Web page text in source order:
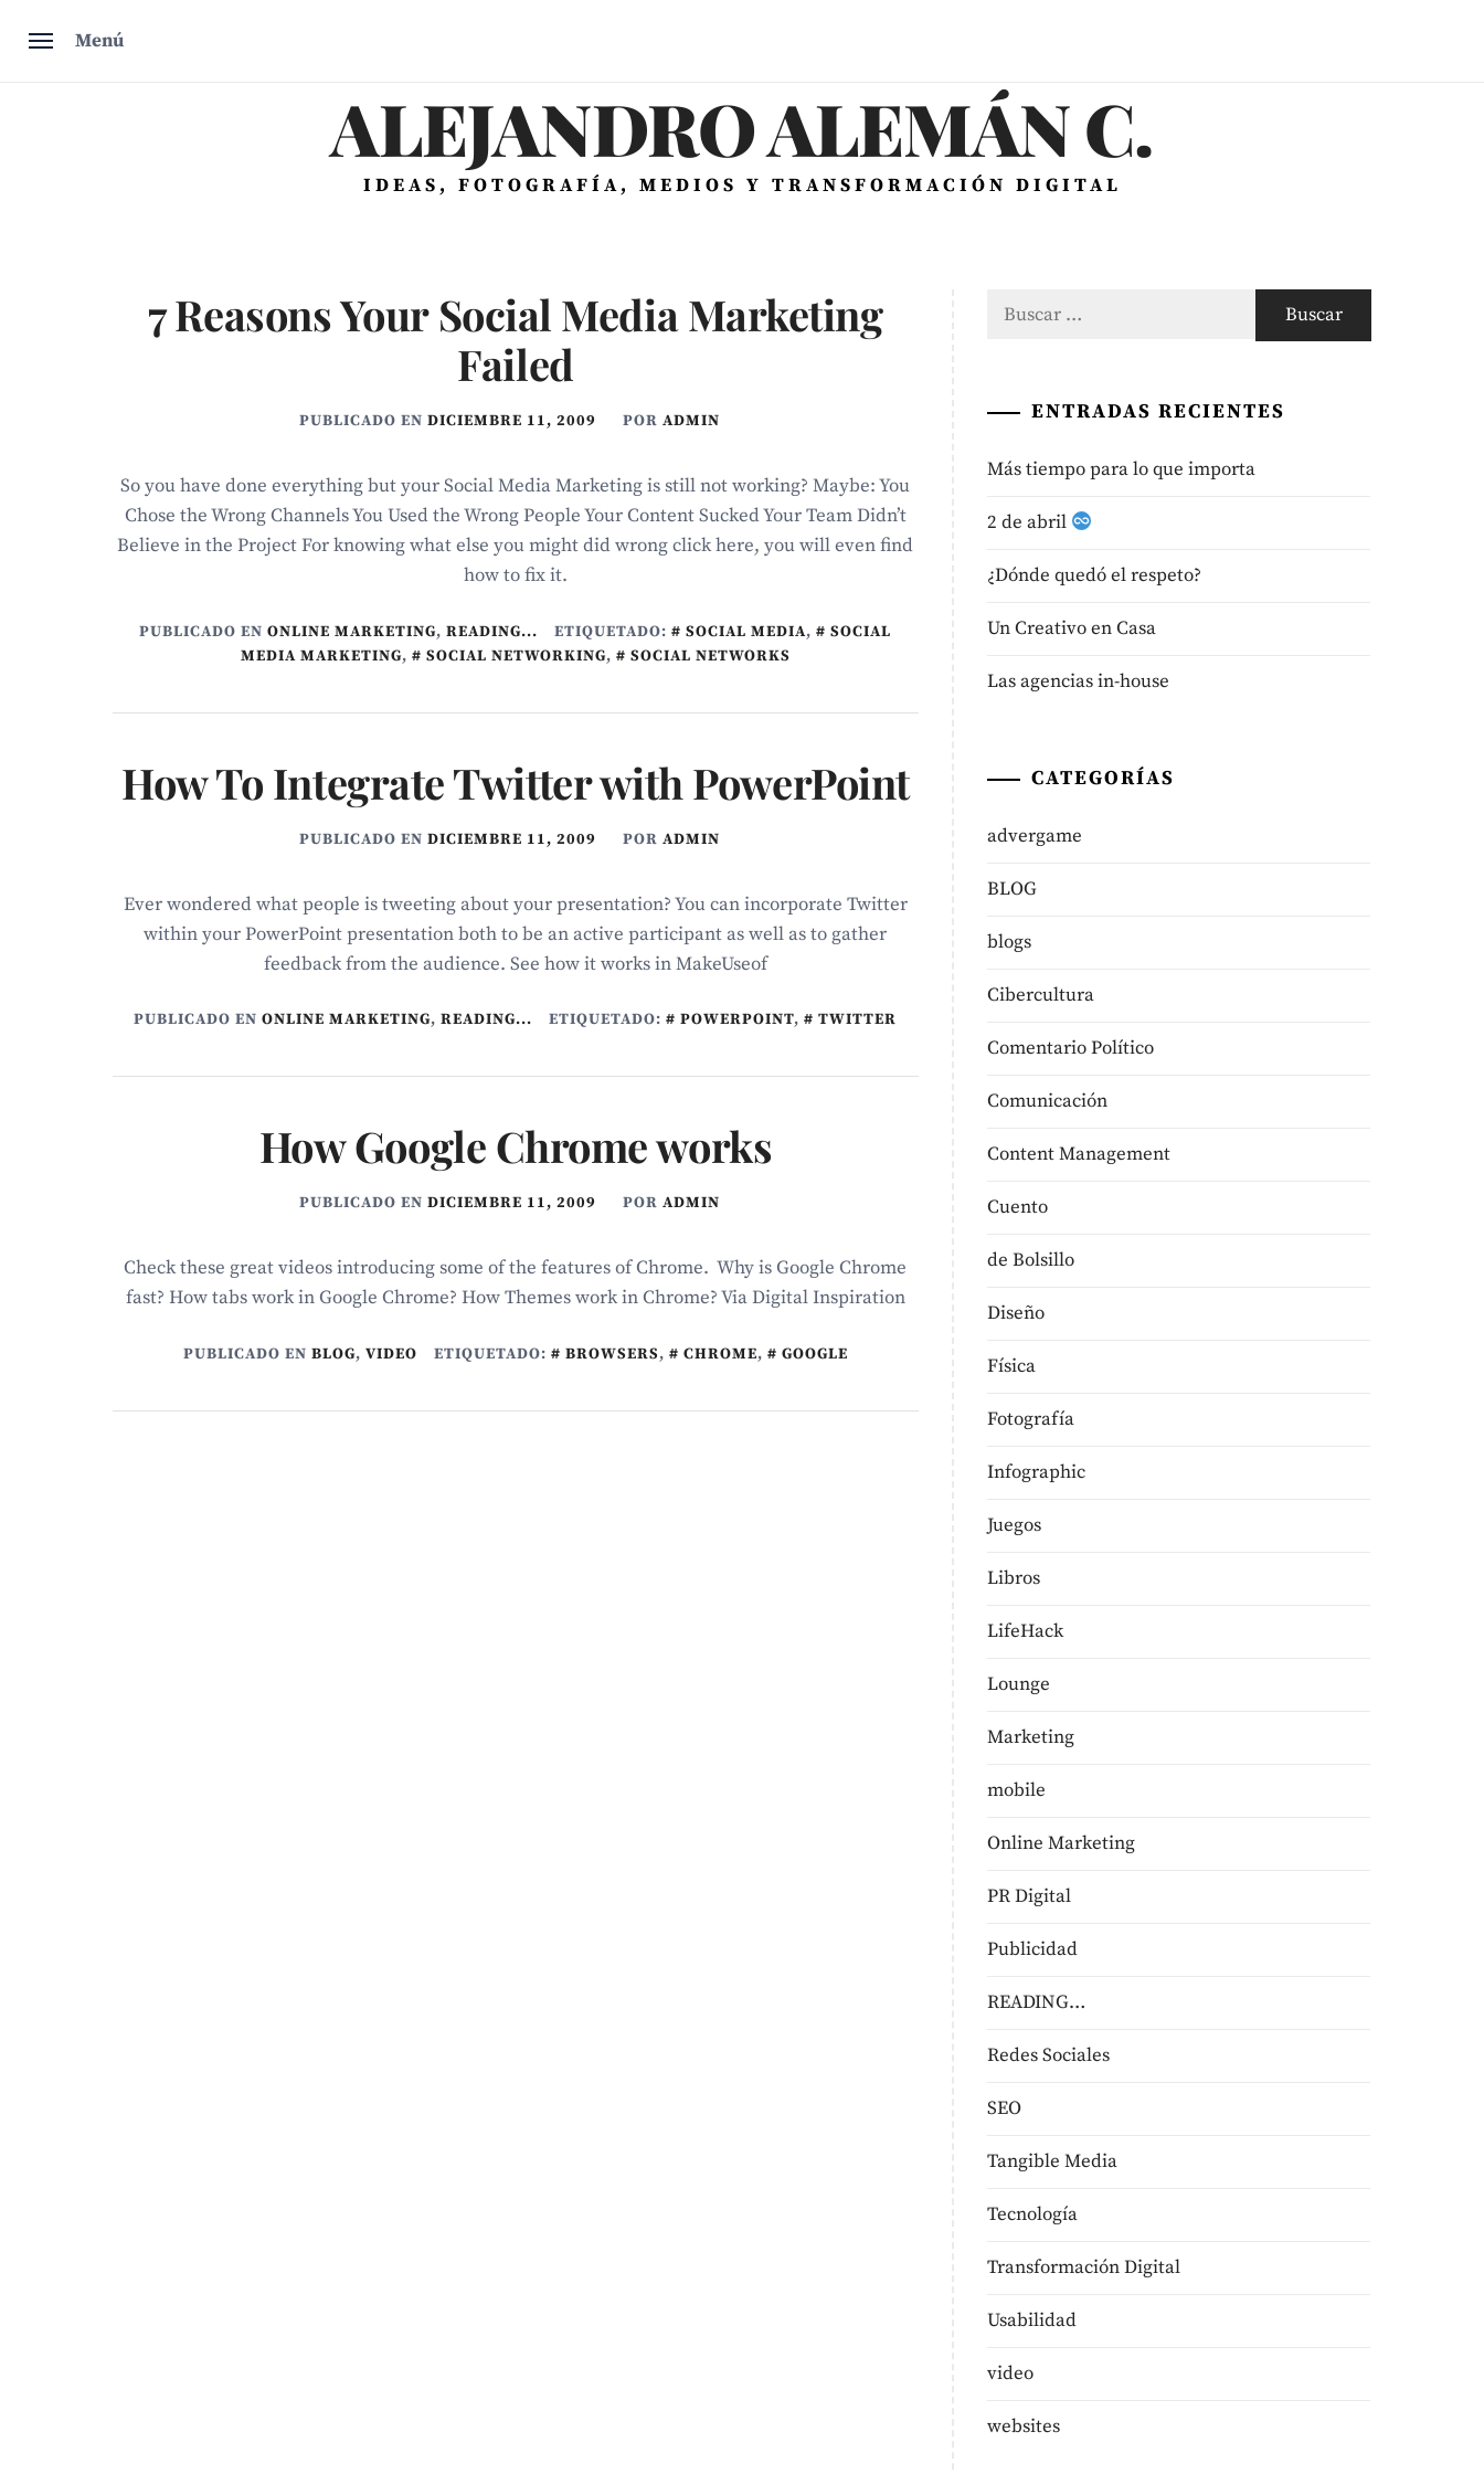
Menú
ALEJANDRO ALEMÁN C.
IDEAS, FOTOGRAFÍA, MEDIOS Y TRANSFORMACIÓN DIGITAL
7 Reasons Your Social Media Marketing
Failed
PUBLICADO ENDICIEMBRE 11, 2009 PORADMIN
So you have done everything but your Social Media Marketing is still not working? Maybe: You
Chose the Wrong Channels You Used the Wrong People Your Content Sucked Your Team Didn’t
Believe in the Project For knowing what else you might did wrong click here, you will even find
how to fix it.
PUBLICADO ENONLINE MARKETING,READING... ETIQUETADO: SOCIAL MEDIA,
SOCIAL
MEDIA MARKETING, SOCIAL NETWORKING, SOCIAL NETWORKS
How To Integrate Twitter with PowerPoint
PUBLICADO ENDICIEMBRE 11, 2009 PORADMIN
Ever wondered what people is tweeting about your presentation? You can incorporate Twitter
within your PowerPoint presentation both to be an active participant as well as to gather
feedback from the audience. See how it works in MakeUseof
PUBLICADO ENONLINE MARKETING,READING... ETIQUETADO: POWERPOINT, TWITTER
How Google Chrome works
PUBLICADO ENDICIEMBRE 11, 2009 PORADMIN
Check these great videos introducing some of the features of Chrome. Why is Google Chrome
fast? How tabs work in Google Chrome? How Themes work in Chrome? Via Digital Inspiration
PUBLICADO EN BLOG, VIDEO ETIQUETADO: BROWSERS, CHROME, GOOGLE
Buscar:
ENTRADAS RECIENTES
Más tiempo para lo que importa
2 de abril
¿Dónde quedó el respeto?
Un Creativo en Casa
Las agencias in-house
CATEGORÍAS
advergame
BLOG
blogs
Cibercultura
Comentario Político
Comunicación
Content Management
Cuento
de Bolsillo
Diseño
Física
Fotografía
Infographic
Juegos
Libros
LifeHack
Lounge
Marketing
mobile
Online Marketing
PR Digital
Publicidad
READING…
Redes Sociales
SEO
Tangible Media
Tecnologí­a
Transformación Digital
Usabilidad
video
websites